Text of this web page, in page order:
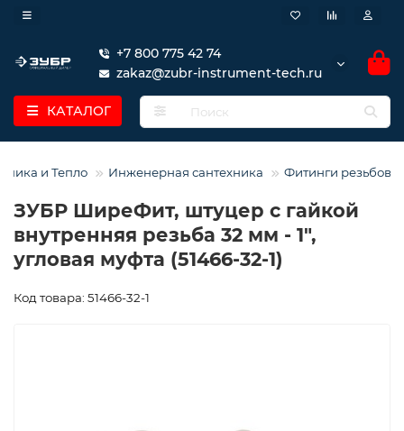
+7 800 775 42 74
zakaz@zubr-instrument-tech.ru
КАТАЛОГ
и Тепло Инженерная сантехника Фитинги
ЗУБР ШиреФит, штуцер с гайкой
внутренняя резьба 32 мм - 1″,
угловая муфта (51466-32-1)
Код товара: 51466-32-1